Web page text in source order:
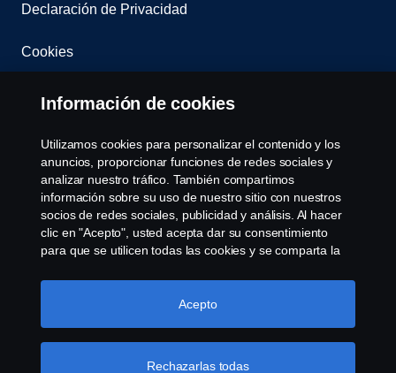
Declaración de Privacidad
Cookies
Contacta con nosotros
Whistleblowing
Governance, Risk & Compliance
Configuración de cookies
© Copyright Scania 2025 All rights reserved. Scania
Información de cookies
Utilizamos cookies para personalizar el contenido y los
anuncios, proporcionar funciones de redes sociales y
analizar nuestro tráfico. También compartimos
información sobre su uso de nuestro sitio con nuestros
socios de redes sociales, publicidad y análisis. Al hacer
clic en "Acepto", usted acepta dar su consentimiento
para que se utilicen todas las cookies y se comparta la
haciendo clic en "Configuración de cookies" y
seleccionando las categorías que desea aceptar. Para
Rechazarlas todas
Acepto